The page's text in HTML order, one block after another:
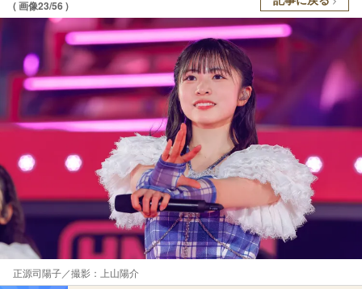
( 画像23/56 )
正源司陽子／撮影：上山陽介